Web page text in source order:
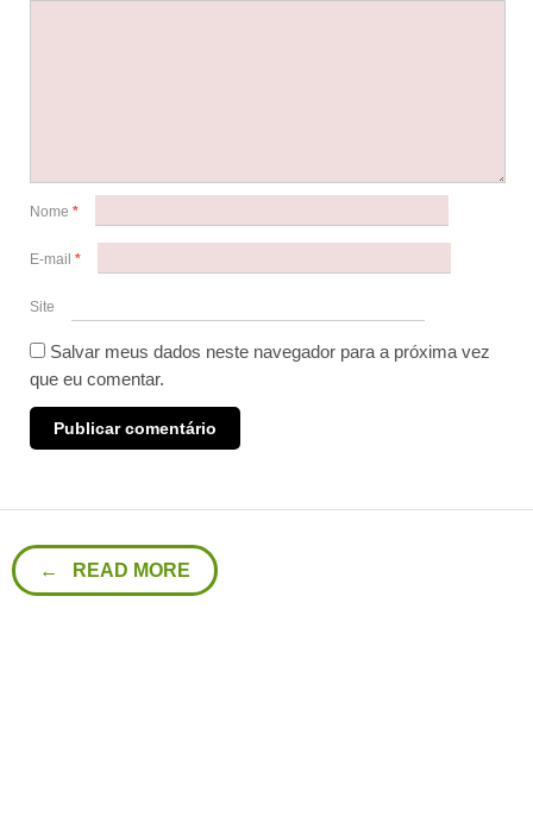
Nome *
E-mail *
Site
Salvar meus dados neste navegador para a próxima vez
que eu comentar.
← READ MORE